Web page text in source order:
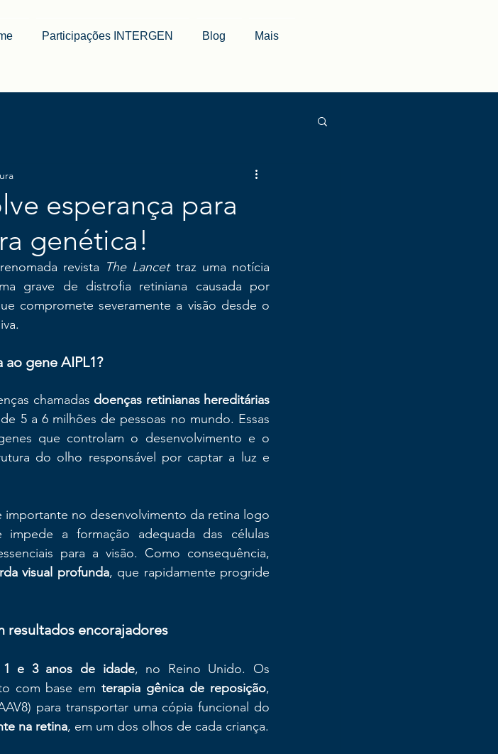
Participações INTERGEN Blog Mais
esperança para
genética!
revista The Lancet traz uma notícia
grave de distrofia retiniana causada por
compromete severamente a visão desde o
gene AIPL1?
chamadas doenças retinianas hereditárias
5 a 6 milhões de pessoas no mundo. Essas
que controlam o desenvolvimento e o
do olho responsável por captar a luz e
importante no desenvolvimento da retina logo
a formação adequada das células
para a visão. Como consequência,
visual profunda, que rapidamente progride
resultados encorajadores
1 e 3 anos de idade, no Reino Unido. Os
com base em terapia gênica de reposição,
para transportar uma cópia funcional do
na retina, em um dos olhos de cada criança.